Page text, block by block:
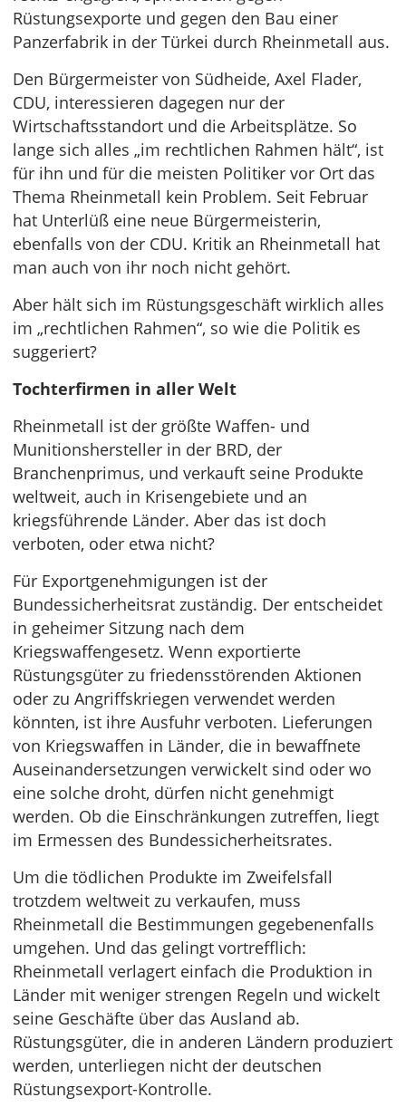
Rüstungsexporte und gegen den Bau einer
Panzerfabrik in der Türkei durch Rheinmetall aus.
Den Bürgermeister von Südheide, Axel Flader,
CDU, interessieren dagegen nur der
Wirtschaftsstandort und die Arbeitsplätze. So
lange sich alles „im rechtlichen Rahmen hält“, ist
für ihn und für die meisten Politiker vor Ort das
Thema Rheinmetall kein Problem. Seit Februar
hat Unterlüß eine neue Bürgermeisterin,
ebenfalls von der CDU. Kritik an Rheinmetall hat
man auch von ihr noch nicht gehört.
Aber hält sich im Rüstungsgeschäft wirklich alles
im „rechtlichen Rahmen“, so wie die Politik es
suggeriert?
Tochterfirmen in aller Welt
Rheinmetall ist der größte Waffen- und
Munitionshersteller in der BRD, der
Branchenprimus, und verkauft seine Produkte
weltweit, auch in Krisengebiete und an
kriegsführende Länder. Aber das ist doch
verboten, oder etwa nicht?
Für Exportgenehmigungen ist der
Bundessicherheitsrat zuständig. Der entscheidet
in geheimer Sitzung nach dem
Kriegswaffengesetz. Wenn exportierte
Rüstungsgüter zu friedensstörenden Aktionen
oder zu Angriffskriegen verwendet werden
könnten, ist ihre Ausfuhr verboten. Lieferungen
von Kriegswaffen in Länder, die in bewaffnete
Auseinandersetzungen verwickelt sind oder wo
eine solche droht, dürfen nicht genehmigt
werden. Ob die Einschränkungen zutreffen, liegt
im Ermessen des Bundessicherheitsrates.
Um die tödlichen Produkte im Zweifelsfall
trotzdem weltweit zu verkaufen, muss
Rheinmetall die Bestimmungen gegebenenfalls
umgehen. Und das gelingt vortrefflich:
Rheinmetall verlagert einfach die Produktion in
Länder mit weniger strengen Regeln und wickelt
seine Geschäfte über das Ausland ab.
Rüstungsgüter, die in anderen Ländern produziert
werden, unterliegen nicht der deutschen
Rüstungsexport-Kontrolle.